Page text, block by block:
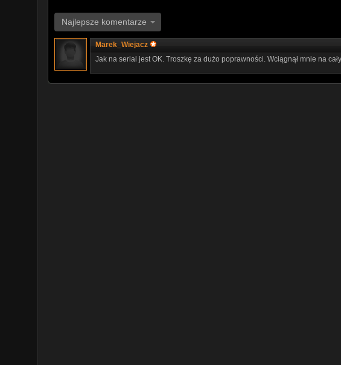
Najlepsze komentarze
Marek_Wiejacz
Jak na serial jest OK. Troszkę za dużo poprawności. Wciągnął mnie na